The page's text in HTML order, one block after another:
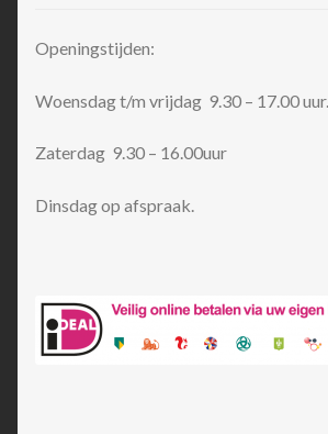
Openingstijden:
Woensdag t/m vrijdag 9.30 – 17.00 uur.
Zaterdag 9.30 – 16.00uur
Dinsdag op afspraak.